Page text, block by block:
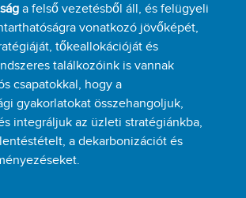
a felső vezetésből áll, és felügyeli
vonatkozó jövőképét,
tőkeallokációját és
találkozóink is vannak
csapatokkal, hogy a
gyakorlatokat összehangoljuk,
integráljuk az üzleti stratégiánkba,
a dekarbonizációt és